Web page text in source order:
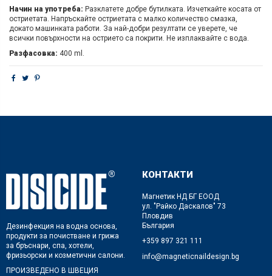
Начин на употреба: Разклатете добре бутилката. Изчеткайте косата от
остриетата. Напръскайте остриетата с малко количество смазка,
докато машинката работи. За най-добри резултати се уверете, че
всички повърхности на острието са покрити. Не изплаквайте с вода.
Разфасовка: 400 ml.
Дезинфекция на водна основа,
продукти за почистване и грижа
за бръснари, спа, хотели,
фризьорски и козметични салони.
ПРОИЗВЕДЕНО В ШВЕЦИЯ
КОНТАКТИ
Магнетик НД БГ ЕООД
ул. "Райко Даскалов" 73
Пловдив
България
+359 897 321 111
info@magneticnaildesign.bg